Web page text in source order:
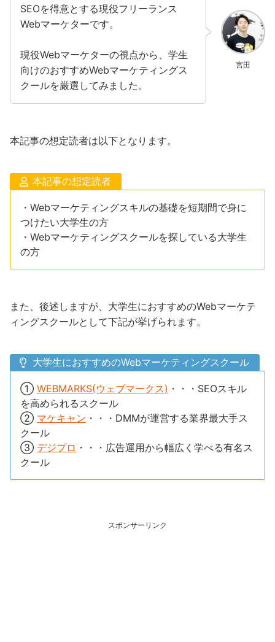
宮田
SEOを得意とする現役フリーランス
Webマーケターです。
現役Webマーケターの視点から、学生
向けのおすすめWebマーケティングス
クールを厳選してみました。
本記事の想定読者は以下となります。
本記事の想定読者
・Webマーケティングスキルの基礎を短期間で身に
つけたい大学生の方
・Webマーケティングスクールを探している大学生
の方
また、後述しますが、大学生におすすめのWebマーケテ
ィングスクールとして下記が挙げられます。
大学生におすすめのWebマーケティングスクール
① WEBMARKS(ウェブマークス) ・・・SEOスキル
を高められるスクール
② マケキャン ・・・DMMが運営する業界最大手ス
クール
③ デジプロ ・・・広告運用から幅広く学べる有名ス
クール
スポンサーリンク